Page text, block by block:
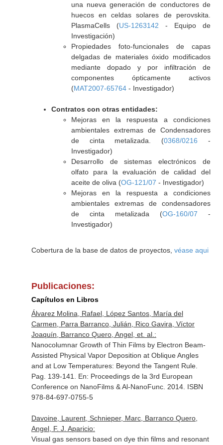
una nueva generación de conductores de
huecos en celdas solares de perovskita.
PlasmaCells (US-1263142 - Equipo de
Investigación)
Propiedades foto-funcionales de capas
delgadas de materiales óxido modificados
mediante dopado y por infiltración de
componentes ópticamente activos
(MAT2007-65764- Investigador)
Contratos con otras entidades:
Mejoras en la respuesta a condiciones
ambientales extremas de Condensadores
de cinta metalizada. (0368/0216 -
Investigador)
Desarrollo de sistemas electrónicos de
olfato para la evaluación de calidad del
aceite de oliva (OG-121/07 - Investigador)
Mejoras en la respuesta a condiciones
ambientales extremas de condensadores
de cinta metalizada (OG-160/07 -
Investigador)
Cobertura de la base de datos de proyectos, véase aqui
Publicaciones:
Capítulos en Libros
Álvarez Molina, Rafael, López Santos, María del
Carmen, Parra Barranco, Julián, Rico Gavira, Víctor
Joaquín, Barranco Quero, Angel, et. al.:
Nanocolumnar Growth of Thin Films by Electron Beam-
Assisted Physical Vapor Deposition at Oblique Angles
and at Low Temperatures: Beyond the Tangent Rule.
Pag. 139-141. En: Proceedings de la 3rd European
Conference on NanoFilms & Al-NanoFunc. 2014. ISBN
978-84-697-0755-5
Davoine, Laurent, Schnieper, Marc, Barranco Quero,
Angel, F. J. Aparicio:
Visual gas sensors based on dye thin films and resonant